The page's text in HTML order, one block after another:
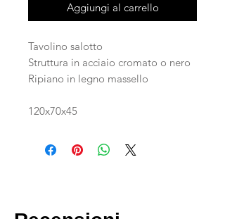
Aggiungi al carrello
Tavolino salotto
Struttura in acciaio cromato o nero
Ripiano in legno massello
120x70x45